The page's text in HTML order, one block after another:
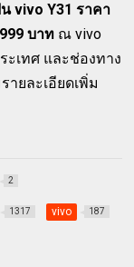
vivo Y31 ราคา
บาท ณ vivo
ะเทศ และช่องทาง
ายละเอียดเพิ่ม
2
1317 vivo 187